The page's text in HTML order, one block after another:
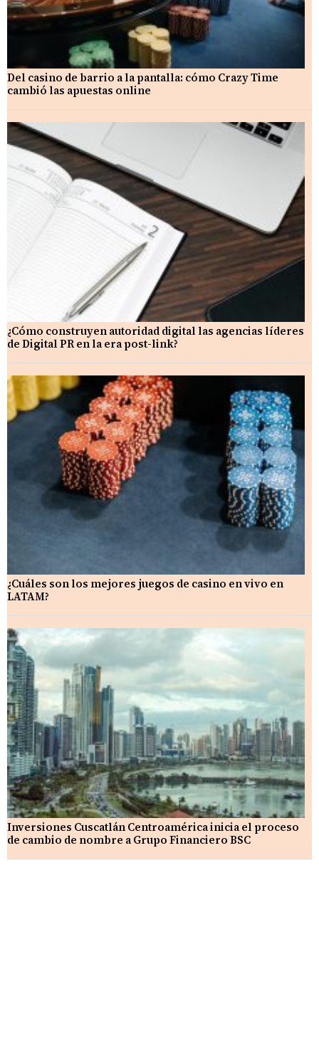
Del casino de barrio a la pantalla: cómo Crazy Time
cambió las apuestas online
¿Cómo construyen autoridad digital las agencias líderes
de Digital PR en la era post-link?
¿Cuáles son los mejores juegos de casino en vivo en
LATAM?
Inversiones Cuscatlán Centroamérica inicia el proceso
de cambio de nombre a Grupo Financiero BSC